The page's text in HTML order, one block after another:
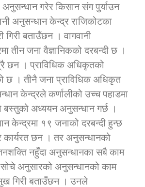
कार्यक्रम कार्यान्वयन एकाई जुम्लाको सुचना
कर्णाली प्राविधि शिक्षालय जुम्लाको सुचना
गरेर किसान संग पुर्याउन
अनुसन्धान केन्द्र राजिकोटका
गिरी बताउँछन । वागवानी
तीन जना वैज्ञानिकको दरबन्दी छ ।
छन । प्राविधिक अधिकृतको
छ । तीनै जना प्राविधिक अधिकृत
केन्द्रले कर्णालीको उच्च पहाडमा
बस्तुको अध्ययन अनुसन्धान गर्छ ।
केन्द्रमा १९ जनाको दरबन्दी हुन्छ
कार्यरत छन । तर अनुसन्धानको
नहुँदा अनुसन्धानका सबै काम
अनुसारको अनुसन्धानको काम
गिरी बताउँछन । उनले